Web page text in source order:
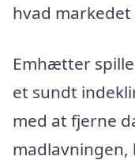
hvad markedet
Emhætter
et sundt
med at fjerne